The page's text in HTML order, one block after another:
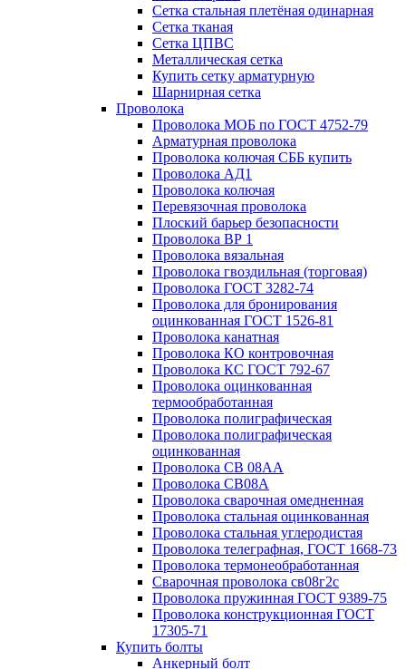
Сетка стальная плетёная одинарная
Сетка тканая
Сетка ЦПВС
Металлическая сетка
Купить сетку арматурную
Шарнирная сетка
Проволока
Проволока МОБ по ГОСТ 4752-79
Арматурная проволока
Проволока колючая СББ купить
Проволока АД1
Проволока колючая
Перевязочная проволока
Плоский барьер безопасности
Проволока ВР 1
Проволока вязальная
Проволока гвоздильная (торговая)
Проволока ГОСТ 3282-74
Проволока для бронирования
оцинкованная ГОСТ 1526-81
Проволока канатная
Проволока КО контровочная
Проволока КС ГОСТ 792-67
Проволока оцинкованная
термообработанная
Проволока полиграфическая
Проволока полиграфическая
оцинкованная
Проволока СВ 08АА
Проволока СВ08А
Проволока сварочная омедненная
Проволока стальная оцинкованная
Проволока стальная углеродистая
Проволока телеграфная, ГОСТ 1668-73
Проволока термонеобработанная
Сварочная проволока св08г2с
Проволока пружинная ГОСТ 9389-75
Проволока конструкционная ГОСТ
17305-71
Купить болты
Анкерный болт